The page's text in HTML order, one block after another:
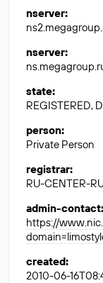
nserver:
nserver:
state:
REGISTERED,
person:
Private Person
registrar:
RU-CENTER-
admin-contact:
https://
created:
2010-06-